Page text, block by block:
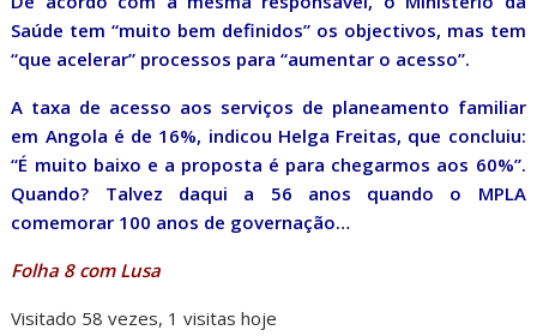
Saúde tem “muito bem definidos” os objectivos, mas tem
“que acelerar” processos para “aumentar o acesso”.
A taxa de acesso aos serviços de planeamento familiar
em Angola é de 16%, indicou Helga Freitas, que concluiu:
“É muito baixo e a proposta é para chegarmos aos 60%”.
Quando? Talvez daqui a 56 anos quando o MPLA
comemorar 100 anos de governação…
Folha 8 com Lusa
Visitado 58 vezes, 1 visitas hoje